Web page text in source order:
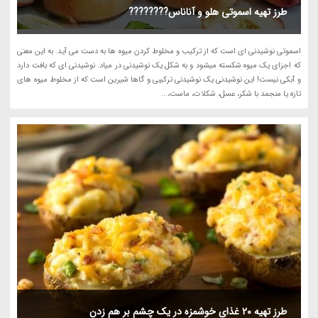
طرز تهیه اسموتی هلو و آناناس????????
اسموتی نوشیدنی ای است که از ترکیب و مخلوط کردن میوه ها به دست می آید. به این معنی
که اجزای یک میوه شکسته میشود و به شکل یک نوشیدنی در میاد. نوشیدنی ای که بافت دارد
و آبکی نیست! این نوشیدنی یک نوشیدنی ترکیبی و گاها شیرین است که از مخلوط میوه های
تازه یا منجمد با شکر، عسل، شکلات، ماست،...
طرز تهیه 20 غذای خوشمزه در یک چشم بر هم زدن